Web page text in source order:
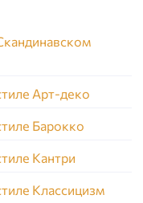
Арт-деко
Барокко
Кантри
Классицизм